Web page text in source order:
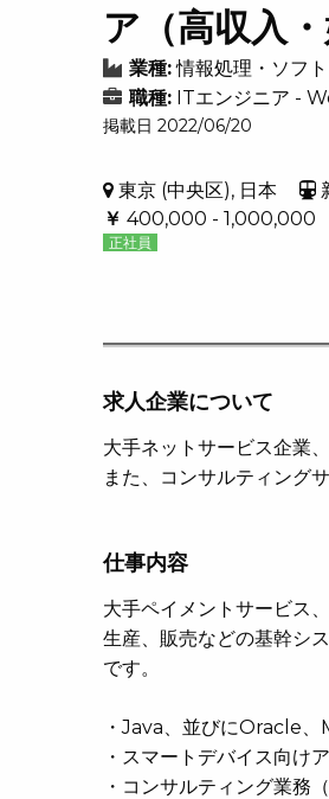
ア（高収入
業種: 情報処理・ソフ
職種: ITエンジニア -
掲載日 2022/06/20
東京 (中央区), 日本
￥ 400,000 - 1,000,000
正社員
求人企業について
大手ネットサービス企業
また、コンサルティング
仕事内容
大手ペイメントサービス
生産、販売などの基幹シ
です。
・Java、並びにOracle
・スマートデバイス向け
・コンサルティング業務